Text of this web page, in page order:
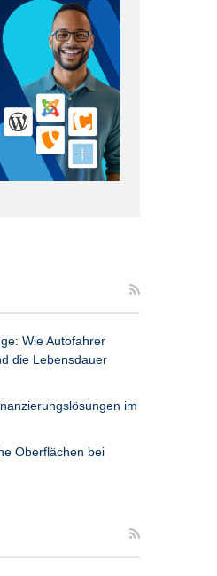
Wie Autofahrer
die Lebensdauer
im
Oberflächen bei